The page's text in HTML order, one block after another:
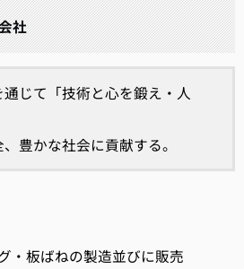
社
じて「技術と心を鍛え・人
豊かな社会に貢献する。
・板ばねの製造並びに販売